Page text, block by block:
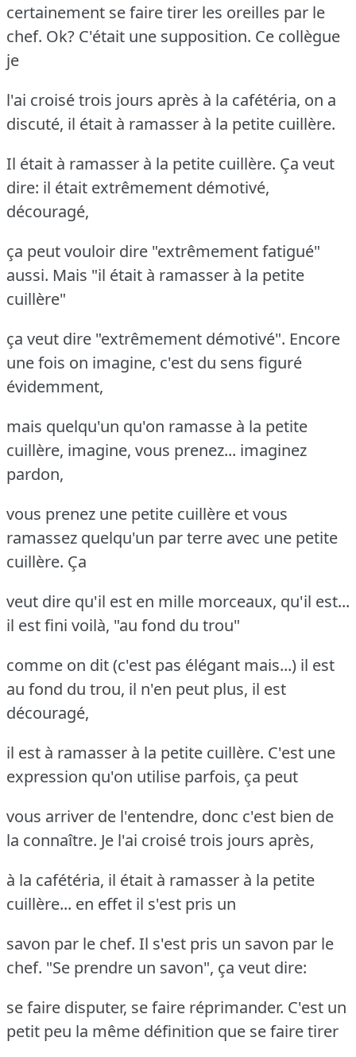
certainement se faire tirer les oreilles par le
chef. Ok? C'était une supposition. Ce collègue
je
l'ai croisé trois jours après à la cafétéria, on a
discuté, il était à ramasser à la petite cuillère.
Il était à ramasser à la petite cuillère. Ça veut
dire: il était extrêmement démotivé,
découragé,
ça peut vouloir dire "extrêmement fatigué"
aussi. Mais "il était à ramasser à la petite
cuillère"
ça veut dire "extrêmement démotivé". Encore
une fois on imagine, c'est du sens figuré
évidemment,
mais quelqu'un qu'on ramasse à la petite
cuillère, imagine, vous prenez... imaginez
pardon,
vous prenez une petite cuillère et vous
ramassez quelqu'un par terre avec une petite
cuillère. Ça
veut dire qu'il est en mille morceaux, qu'il est...
il est fini voilà, "au fond du trou"
comme on dit (c'est pas élégant mais...) il est
au fond du trou, il n'en peut plus, il est
découragé,
il est à ramasser à la petite cuillère. C'est une
expression qu'on utilise parfois, ça peut
vous arriver de l'entendre, donc c'est bien de
la connaître. Je l'ai croisé trois jours après,
à la cafétéria, il était à ramasser à la petite
cuillère... en effet il s'est pris un
savon par le chef. Il s'est pris un savon par le
chef. "Se prendre un savon", ça veut dire:
se faire disputer, se faire réprimander. C'est un
petit peu la même définition que se faire tirer